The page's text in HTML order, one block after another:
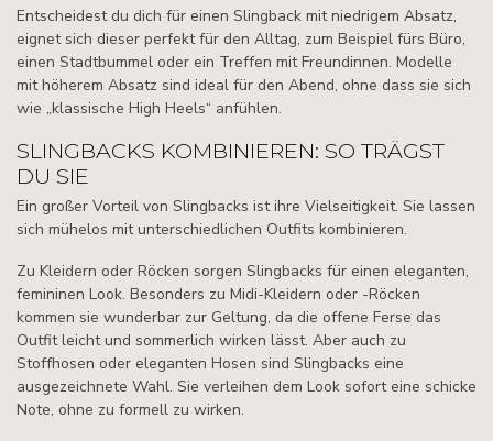
Entscheidest du dich für einen Slingback mit niedrigem Absatz,
eignet sich dieser perfekt für den Alltag, zum Beispiel fürs Büro,
einen Stadtbummel oder ein Treffen mit Freundinnen. Modelle
mit höherem Absatz sind ideal für den Abend, ohne dass sie sich
wie „klassische High Heels“ anfühlen.
SLINGBACKS KOMBINIEREN: SO TRÄGST
DU SIE
Ein großer Vorteil von Slingbacks ist ihre Vielseitigkeit. Sie lassen
sich mühelos mit unterschiedlichen Outfits kombinieren.
Zu Kleidern oder Röcken sorgen Slingbacks für einen eleganten,
femininen Look. Besonders zu Midi-Kleidern oder -Röcken
kommen sie wunderbar zur Geltung, da die offene Ferse das
Outfit leicht und sommerlich wirken lässt. Aber auch zu
Stoffhosen oder eleganten Hosen sind Slingbacks eine
ausgezeichnete Wahl. Sie verleihen dem Look sofort eine schicke
Note, ohne zu formell zu wirken.